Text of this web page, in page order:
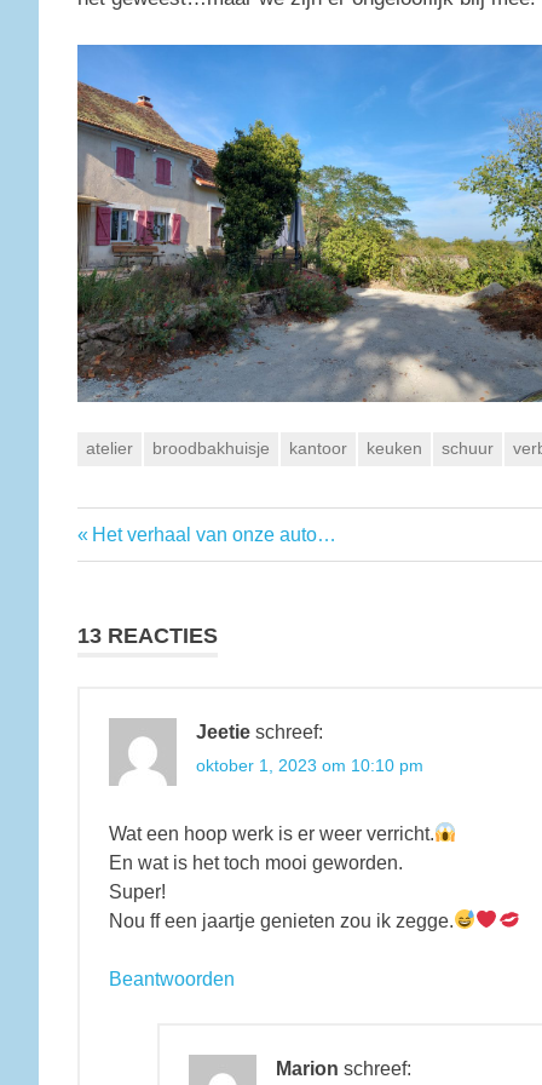
atelier broodbakhuisje kantoor keuken schuur
Berichtnavigatie
Vorige
bericht:
Het verhaal van onze auto…
13 REACTIES
Jeetie schreef:
oktober 1, 2023 om 10:10 pm
Wat een hoop werk is er weer verricht.
En wat is het toch mooi geworden.
Super!
Nou ff een jaartje genieten zou ik zegge.
Beantwoorden
Marion schreef: